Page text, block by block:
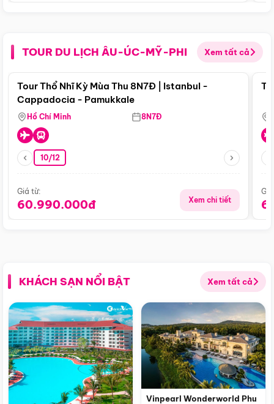
TOUR DU LỊCH ÂU-ÚC-MỸ-PHI Xem tất cả
Điểm nổi bật
Tour Thổ Nhĩ Kỳ Mùa Thu 8N7Đ | Istanbul -
Cappadocia - Pamukkale
Hồ Chí Minh 8N7Đ
10/12
Giá từ:
60.990.000đ Xem chi tiết
KHÁCH SẠN NỔI BẬT Xem tất cả
Vinpearl Wonderworld Phu